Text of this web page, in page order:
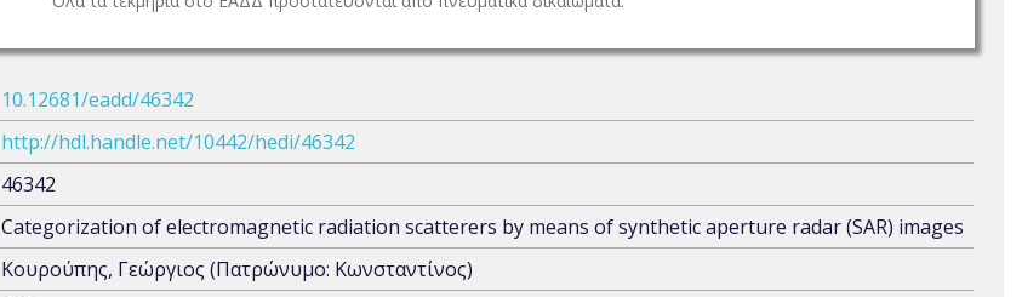
10.12681/eadd/46342
http://hdl.handle.net/10442/hedi/46342
46342
Categorization of electromagnetic radiation scatterers by means of synthetic aperture radar (SAR) images
Κουρούπης, Γεώργιος (Πατρώνυμο: Κωνσταντίνος)